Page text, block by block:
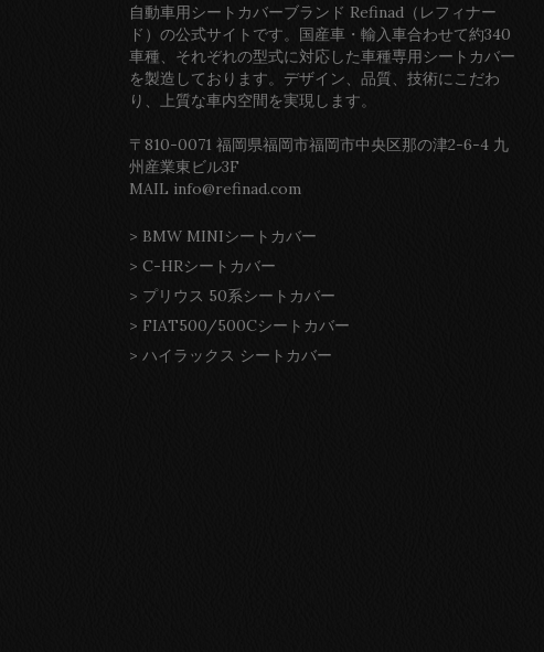
自動車用シートカバーブランド Refinad（レフィナー
ド）の公式サイトです。国産車・輸入車合わせて約340
車種、それぞれの型式に対応した車種専用シートカバー
を製造しております。デザイン、品質、技術にこだわ
り、上質な車内空間を実現します。
〒810-0071 福岡県福岡市福岡市中央区那の津2-6-4 九
州産業東ビル3F
MAIL info@refinad.com
> BMW MINIシートカバー
> C-HRシートカバー
> プリウス 50系シートカバー
> FIAT500/500Cシートカバー
> ハイラックス シートカバー